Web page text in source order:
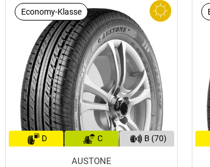
Economy-Klasse
D C B (70)
AUSTONE